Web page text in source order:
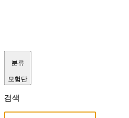
분류
모험단
검색